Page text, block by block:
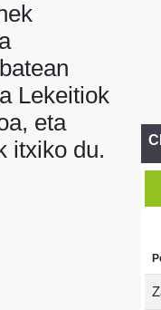
Lekeitiok
eta
itxiko du.